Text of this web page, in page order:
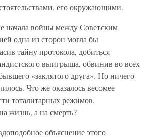
его окружающими.
начала войны между Советским
одна из сторон могла бы
тайну протокола, добиться
выигрыша, обвинив во всех
«заклятого друга». Но ничего
Что же оказалось весомее
тоталитарных режимов,
жизнь, а на смерть?
объяснение этого